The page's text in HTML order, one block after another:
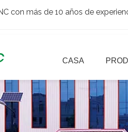
con más de 10 años de
CASA